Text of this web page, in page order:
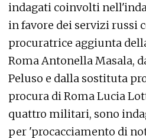
indagati coinvolti
in favore dei servizi russi
procuratrice aggiunta
Roma Antonella Masala,
Peluso e dalla sostituta
procura di Roma Lucia
quattro militari, sono
per 'procacciamento di